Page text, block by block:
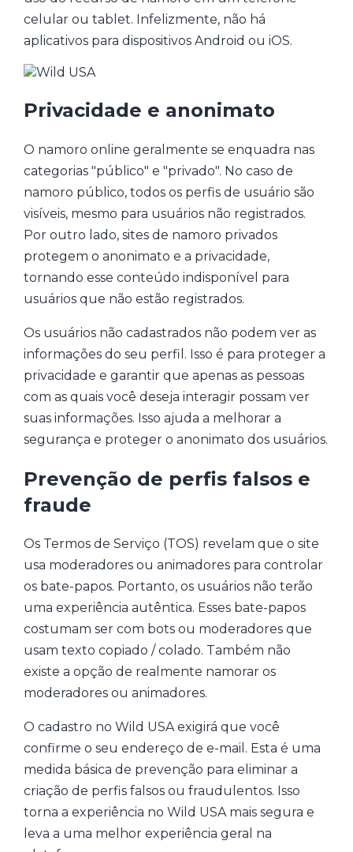
celular ou tablet. Infelizmente, não há
aplicativos para dispositivos Android ou iOS.
Privacidade e anonimato
O namoro online geralmente se enquadra nas
categorias "público" e "privado". No caso de
namoro público, todos os perfis de usuário são
visíveis, mesmo para usuários não registrados.
Por outro lado, sites de namoro privados
protegem o anonimato e a privacidade,
tornando esse conteúdo indisponível para
usuários que não estão registrados.
Os usuários não cadastrados não podem ver as
informações do seu perfil. Isso é para proteger a
privacidade e garantir que apenas as pessoas
com as quais você deseja interagir possam ver
suas informações. Isso ajuda a melhorar a
segurança e proteger o anonimato dos usuários.
Prevenção de perfis falsos e
fraude
Os Termos de Serviço (TOS) revelam que o site
usa moderadores ou animadores para controlar
os bate-papos. Portanto, os usuários não terão
uma experiência autêntica. Esses bate-papos
costumam ser com bots ou moderadores que
usam texto copiado / colado. Também não
existe a opção de realmente namorar os
moderadores ou animadores.
O cadastro no Wild USA exigirá que você
confirme o seu endereço de e-mail. Esta é uma
medida básica de prevenção para eliminar a
criação de perfis falsos ou fraudulentos. Isso
torna a experiência no Wild USA mais segura e
leva a uma melhor experiência geral na